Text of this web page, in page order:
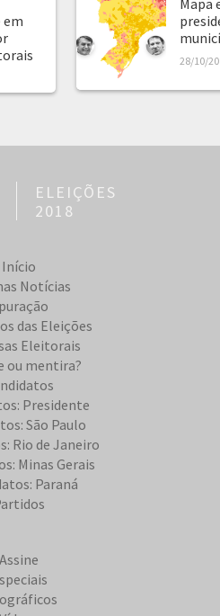
em
Mapa
28/10/
ELEIÇÕES
2018
Início
Notícias
das Eleições
Eleitorais
ou mentira?
Presidente
São Paulo
Rio de Janeiro
Minas Gerais
Paraná
Assine